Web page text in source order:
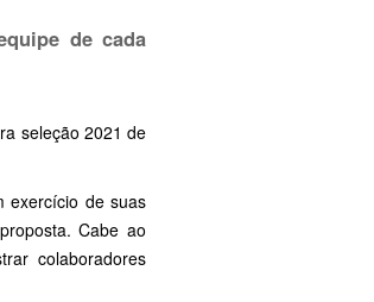
de cada
seleção 2021 de
exercício de suas
Cabe ao
colaboradores